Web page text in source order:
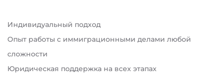
Индивидуальный подход
Опыт работы с иммиграционными делами любой
сложности
Юридическая поддержка на всех этапах